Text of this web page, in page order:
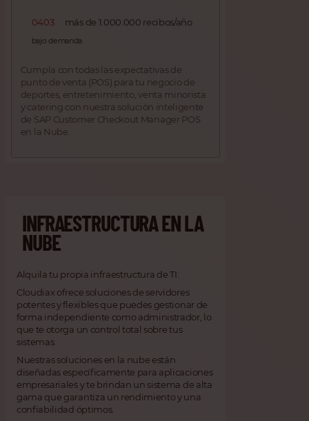
0403 más de 1.000.000 recibos/año
bajo demanda
Cumpla con todas las expectativas de
punto de venta (POS) para tu negocio de
deportes, entretenimiento, venta minorista
y catering con nuestra solución inteligente
de SAP Customer Checkout Manager POS
en la Nube.
INFRAESTRUCTURA EN LA
NUBE
Alquila tu propia infraestructura de TI:
Cloudiax ofrece soluciones de servidores
potentes y flexibles que puedes gestionar de
forma independiente como administrador, lo
que te otorga un control total sobre tus
sistemas.
Nuestras soluciones en la nube están
diseñadas específicamente para aplicaciones
empresariales y te brindan un sistema de alta
gama que garantiza un rendimiento y una
confiabilidad óptimos.